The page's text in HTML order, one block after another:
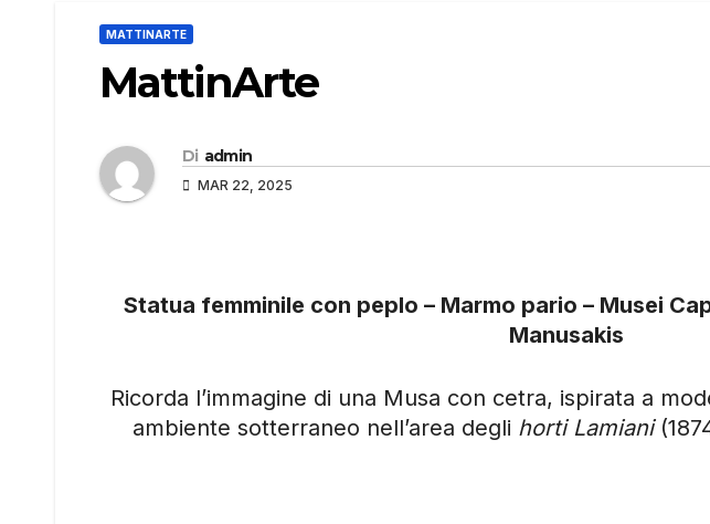
MATTINARTE
MattinArte
Di admin
MAR 22, 2025
Statua femminile con peplo – Marmo pario – Musei
Manusakis
Ricorda l’immagine di una Musa con cetra, ispirata a
ambiente sotterraneo nell’area degli horti Lamiani